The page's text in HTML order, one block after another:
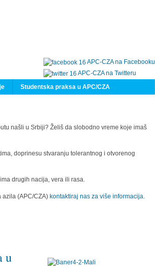
APC-CZA na Facebooku
APC-CZA na Twitteru
Studentska praksa u APC/CZA
našli u Srbiji? Želiš da slobodno vreme koje imaš
doprinesu stvaranju tolerantnog i otvorenog
drugih nacija, vera ili rasa.
azila (APC/CZA) kontaktiraj nas za više informacija.
u